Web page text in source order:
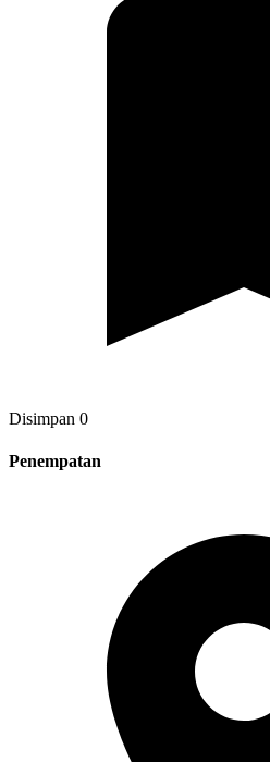
Disimpan 0
Penempatan